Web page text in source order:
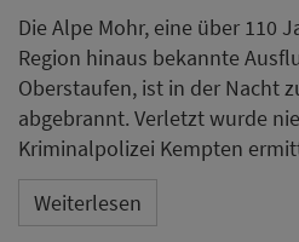
Die Alpe Mohr, eine über 110
Region hinaus bekannte
Oberstaufen, ist in der Nacht
abgebrannt. Verletzt wurde
Kriminalpolizei Kempten
Weiterlesen